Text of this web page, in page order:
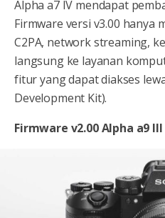
Alpha a7 IV mendapat
Firmware versi v3.00 hanya
C2PA, network streaming,
langsung ke layanan
fitur yang dapat diakses
Development Kit).
Firmware v2.00 Alpha a9 III